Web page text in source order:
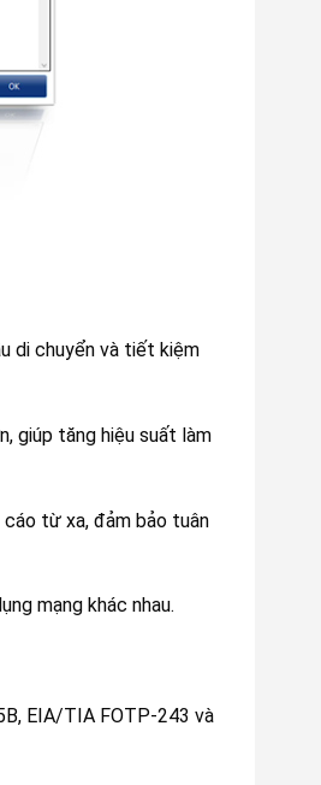
di chuyển và tiết kiệm
giúp tăng hiệu suất làm
cáo từ xa, đảm bảo tuân
mạng khác nhau.
EIA/TIA FOTP-243 và